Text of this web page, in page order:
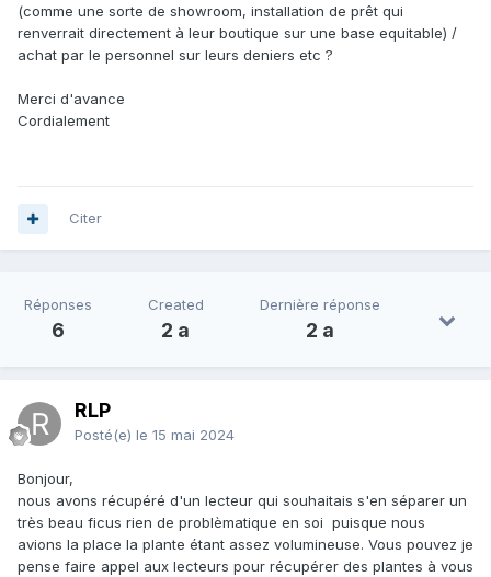
(comme une sorte de showroom, installation de prêt qui
renverrait directement à leur boutique sur une base equitable) /
achat par le personnel sur leurs deniers etc ?
Merci d'avance
Cordialement
Citer
Réponses
6
Created
2 a
Dernière réponse
2 a
RLP
Posté(e) le 15 mai 2024
Bonjour,
nous avons récupéré d'un lecteur qui souhaitais s'en séparer un
très beau ficus rien de problèmatique en soi puisque nous
avions la place la plante étant assez volumineuse. Vous pouvez je
pense faire appel aux lecteurs pour récupérer des plantes à vous